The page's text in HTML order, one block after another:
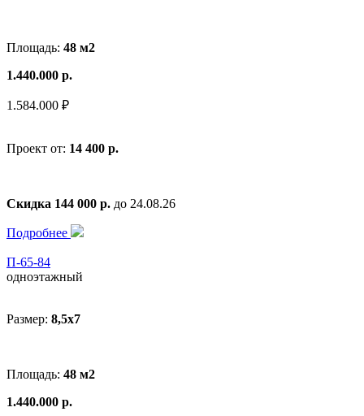
Площадь: 48 м2
1.440.000 р.
1.584.000 ₽
Проект от: 14 400 р.
Скидка 144 000 р. до 24.08.26
Подробнее
П-65-84
одноэтажный
Размер: 8,5x7
Площадь: 48 м2
1.440.000 р.